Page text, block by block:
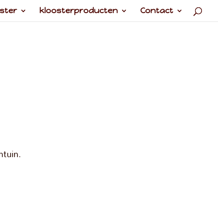
kloosterproducten Contact